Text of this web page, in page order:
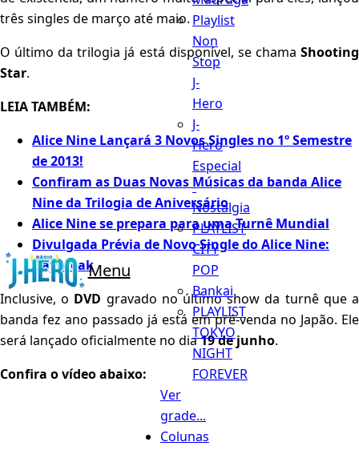
Menu
Playlist
Non
Stop
J-
Hero
J-
Hero
Especial
-
Nostalgia
PLAYLIST
CITY
POP
Bankai
PLAYLIST
TOKYO
NIGHT
FOREVER
Ver
grade...
Colunas
três singles de março até maio.
O último da trilogia já está disponível, se chama Shooting
Star.
LEIA TAMBÉM:
Alice Nine Lançará 3 Novos Singles no 1º Semestre
de 2013!
Confiram as Duas Novas Músicas da banda Alice
Nine da Trilogia de Aniversário
Alice Nine se prepara para uma Turnê Mundial
Divulgada Prévia de Novo Single do Alice Nine:
Daybreak
Inclusive, o DVD gravado no último show da turnê que a
banda fez ano passado já está em pré-venda no Japão. Ele
será lançado oficialmente no dia19 de junho.
Confira o vídeo abaixo: